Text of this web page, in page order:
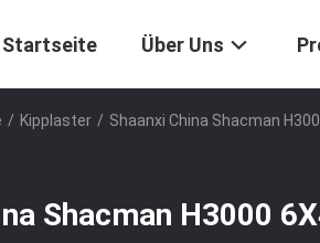
Startseite Über Uns
/ Kipplaster / Shaanxi China Shacman
Shacman H3000